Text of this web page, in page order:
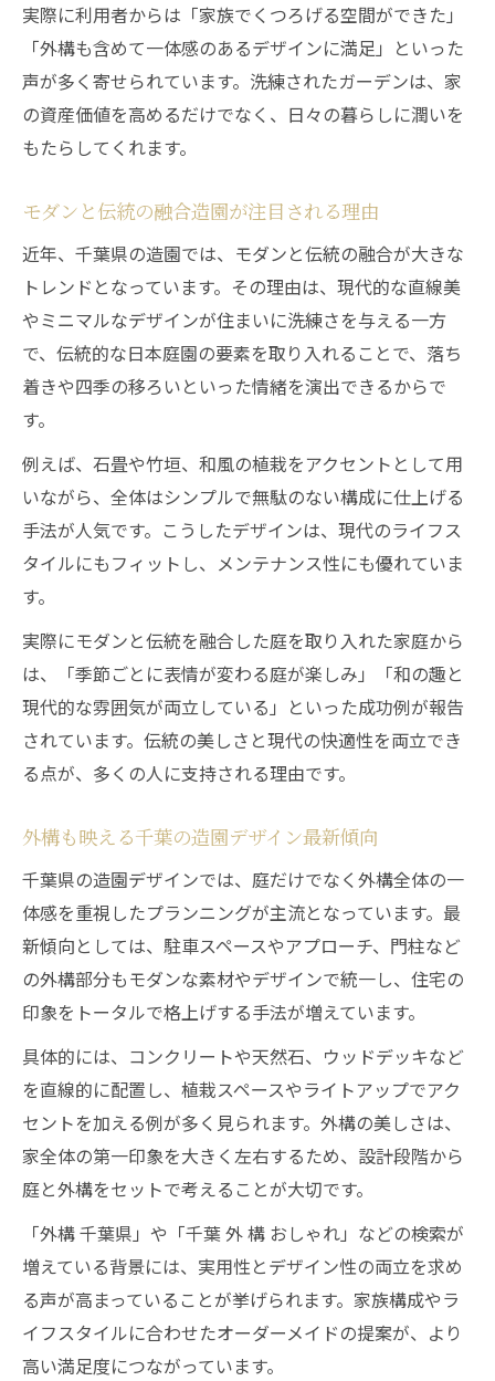
千葉県の造園サービス比較と選定基準
和と洗練を融合した庭造りのコツと工夫
造園で和モダンを実現するデザインポイン
ト
外構と庭の調和が生む洗練の空間作り
伝統とモダン造園のバランスの取り方
造園施工例で見る和の美の取り入れ方
自然素材を活かした造園リフォーム事例集
造園で叶える自然素材中心のモダンリフォ
ーム
夫
外構リフォームで重視したい素材選びのコ
ツ
雑木植栽や石材を活かす造園の実例紹介
ーム
千葉県の造園選びで後悔しないポイント解説
造園業者選びで大切な比較ポイント徹底解
説
千葉県で信頼できる造園の見極め方とコツ
外構や庭リフォームの失敗を防ぐ業者選定
造園ランキングやレビューの活用法を知る
千葉県の造園相談で役立つチェックリスト
実際に利用者からは「家族でくつろげる空間ができた」
「外構も含めて一体感のあるデザインに満足」といった
声が多く寄せられています。洗練されたガーデンは、家
の資産価値を高めるだけでなく、日々の暮らしに潤いを
もたらしてくれます。
モダンと伝統の融合造園が注目される理由
近年、千葉県の造園では、モダンと伝統の融合が大きな
トレンドとなっています。その理由は、現代的な直線美
やミニマルなデザインが住まいに洗練さを与える一方
で、伝統的な日本庭園の要素を取り入れることで、落ち
着きや四季の移ろいといった情緒を演出できるからで
す。
例えば、石畳や竹垣、和風の植栽をアクセントとして用
いながら、全体はシンプルで無駄のない構成に仕上げる
手法が人気です。こうしたデザインは、現代のライフス
タイルにもフィットし、メンテナンス性にも優れていま
す。
実際にモダンと伝統を融合した庭を取り入れた家庭から
は、「季節ごとに表情が変わる庭が楽しみ」「和の趣と
現代的な雰囲気が両立している」といった成功例が報告
されています。伝統の美しさと現代の快適性を両立でき
る点が、多くの人に支持される理由です。
外構も映える千葉の造園デザイン最新傾向
千葉県の造園デザインでは、庭だけでなく外構全体の一
体感を重視したプランニングが主流となっています。最
新傾向としては、駐車スペースやアプローチ、門柱など
の外構部分もモダンな素材やデザインで統一し、住宅の
印象をトータルで格上げする手法が増えています。
具体的には、コンクリートや天然石、ウッドデッキなど
を直線的に配置し、植栽スペースやライトアップでアク
セントを加える例が多く見られます。外構の美しさは、
家全体の第一印象を大きく左右するため、設計段階から
庭と外構をセットで考えることが大切です。
「外構 千葉県」や「千葉 外 構 おしゃれ」などの検索が
増えている背景には、実用性とデザイン性の両立を求め
る声が高まっていることが挙げられます。家族構成やラ
イフスタイルに合わせたオーダーメイドの提案が、より
高い満足度につながっています。